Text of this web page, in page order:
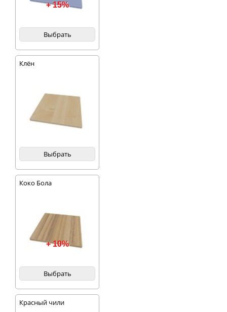
+ 15%
Выбрать
Клён
Выбрать
Коко Бола
+ 10%
Выбрать
Красный чили